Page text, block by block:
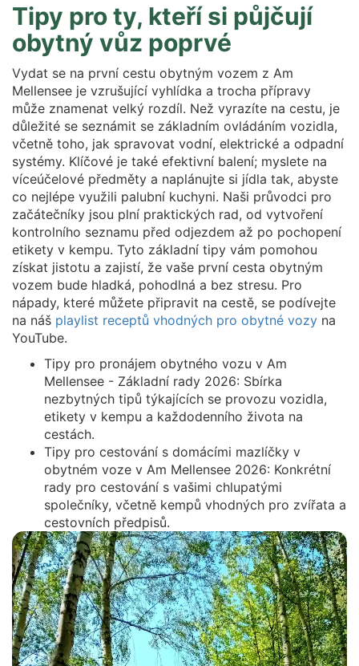
Tipy pro ty, kteří si půjčují
obytný vůz poprvé
Vydat se na první cestu obytným vozem z Am
Mellensee je vzrušující vyhlídka a trocha přípravy
může znamenat velký rozdíl. Než vyrazíte na cestu, je
důležité se seznámit se základním ovládáním vozidla,
včetně toho, jak spravovat vodní, elektrické a odpadní
systémy. Klíčové je také efektivní balení; myslete na
víceúčelové předměty a naplánujte si jídla tak, abyste
co nejlépe využili palubní kuchyni. Naši průvodci pro
začátečníky jsou plní praktických rad, od vytvoření
kontrolního seznamu před odjezdem až po pochopení
etikety v kempu. Tyto základní tipy vám pomohou
získat jistotu a zajistí, že vaše první cesta obytným
vozem bude hladká, pohodlná a bez stresu. Pro
nápady, které můžete připravit na cestě, se podívejte
na náš playlist receptů vhodných pro obytné vozy na
YouTube.
Tipy pro pronájem obytného vozu v Am
Mellensee - Základní rady 2026: Sbírka
nezbytných tipů týkajících se provozu vozidla,
etikety v kempu a každodenního života na
cestách.
Tipy pro cestování s domácími mazlíčky v
obytném voze v Am Mellensee 2026: Konkrétní
rady pro cestování s vašimi chlupatými
společníky, včetně kempů vhodných pro zvířata a
cestovních předpisů.